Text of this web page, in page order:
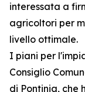
interessata a
agricoltori per
livello ottimale.
I piani per
Consiglio
di Pontinia, che